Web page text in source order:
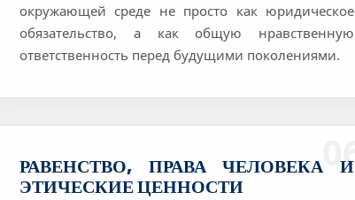
окружающей среде не просто как юридическое
обязательство, а как общую нравственную
ответственность перед будущими поколениями.
06
РАВЕНСТВО, ПРАВА ЧЕЛОВЕКА И
ЭТИЧЕСКИЕ ЦЕННОСТИ